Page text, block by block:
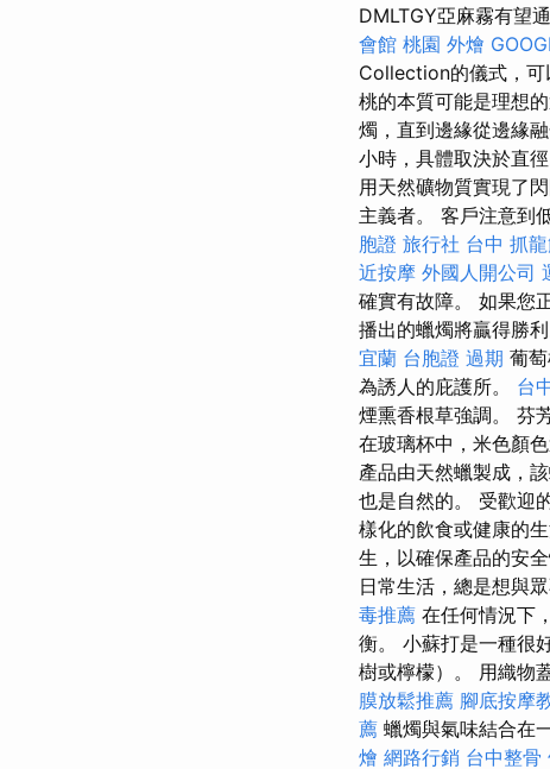
DMLTGY亞麻霧有望
會館 桃園 外燴
Collection的儀式，可
桃的本質可能是理想
燭，直到邊緣從邊緣
小時，具體取決於直徑
用天然礦物質實現了
主義者。 客戶注意到
胞證 旅行社 台中 抓
近按摩 外國人開公司
確實有故障。 如果您
播出的蠟燭將贏得勝
宜蘭 台胞證 過期 葡
為誘人的庇護所。 台
煙熏香根草強調。 芬
在玻璃杯中，米色顏
產品由天然蠟製成，
也是自然的。 受歡迎
樣化的飲食或健康的生
生，以確保產品的安
日常生活，總是想與
毒推薦 在任何情況下
衡。 小蘇打是一種很
樹或檸檬）。 用織物
膜放鬆推薦 腳底按摩
薦 蠟燭與氣味結合在
燴 網路行銷 台中整骨